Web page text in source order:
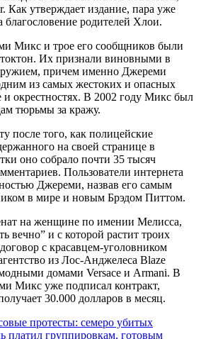
Как утверждает издание, пара уже
благословение родителей Хлои.
Микс и трое его сообщников были
Их признали виновными в
причем именно Джереми
из самых жестоких и опасных
и окрестностях. В 2002 году Микс был
тюрьмы за кражу.
после того, как полицейские
на своей странице в
оно собрало почти 35 тысяч
Пользователи интернета
Джереми, назвав его самым
в мире и новым Брэдом Питтом.
на женщине по имении Мелисса,
вечно” и с которой растит троих
с красавцем-уголовником
из Лос-Анджелеса Blaze
домами Versace и Armani. В
Микс уже подписал контракт,
30.000 долларов в месяц.
протесты: семеро убитых
платил группировкам, готовым